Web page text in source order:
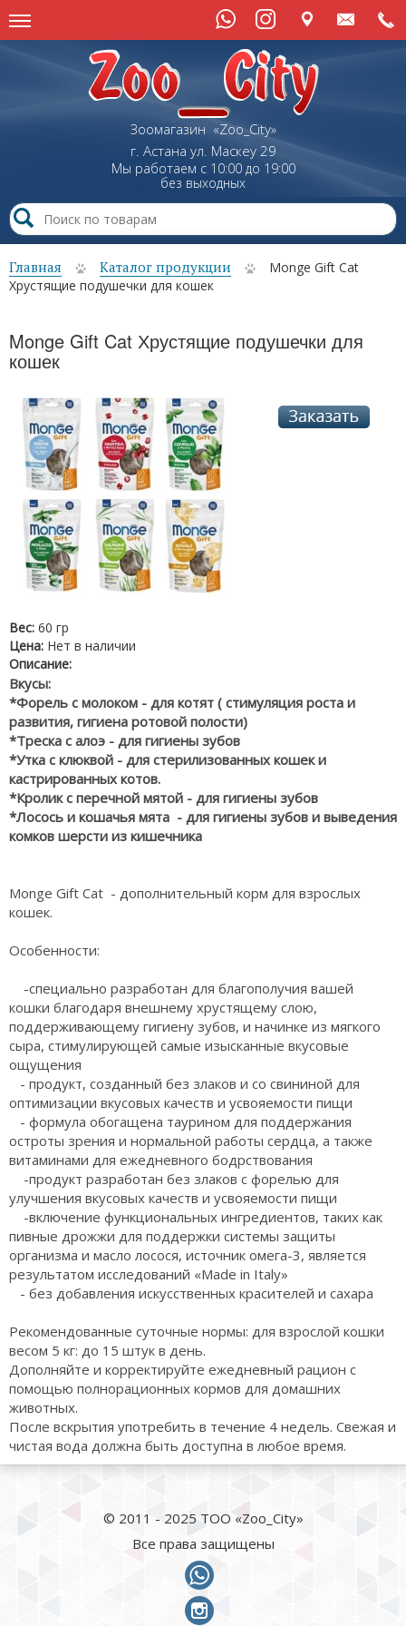
Зоомагазин «Zoo_City»
г. Астана ул. Маскеу29
Мы работаем с 10:00 до 19:00
без выходных
Главная Каталог продукции
Monge Gift Cat
Хрустящие подушечки для кошек
Monge Gift Cat Хрустящие подушечки для
кошек
Вес: 60 гр
Цена: Нет в наличии
Описание:
Вкусы:
*Форель с молоком - для котят ( стимуляция роста и
развития, гигиена ротовой полости)
*Треска с алоэ - для гигиены зубов
*Утка с клюквой - для стерилизованных кошек и
кастрированных котов.
*Кролик с перечной мятой - для гигиены зубов
*Лосось и кошачья мята - для гигиены зубов и выведения
комков шерсти из кишечника
Monge Gift Cat - дополнительный корм для взрослых
кошек.
Особенности:
-специально разработан для благополучия вашей
кошки благодаря внешнему хрустящему слою,
поддерживающему гигиену зубов, и начинке из мягкого
сыра, стимулирующей самые изысканные вкусовые
ощущения
- продукт, созданный без злаков и со свининой для
оптимизации вкусовых качеств и усвояемости пищи
- формула обогащена таурином для поддержания
остроты зрения и нормальной работы сердца, а также
витаминами для ежедневного бодрствования
-продукт разработан без злаков с форелью для
улучшения вкусовых качеств и усвояемости пищи
-включение функциональных ингредиентов, таких как
пивные дрожжи для поддержки системы защиты
организма и масло лосося, источник омега-3, является
результатом исследований «Made in Italy»
- без добавления искусственных красителей и сахара
Рекомендованные суточные нормы: для взрослой кошки
весом 5 кг: до 15 штук в день.
Дополняйте и корректируйте ежедневный рацион с
помощью полнорационных кормов для домашних
животных.
После вскрытия употребить в течение 4 недель. Свежая и
чистая вода должна быть доступна в любое время.
© 2011 - 2025 ТОО «Zoo_City»
Все права защищены